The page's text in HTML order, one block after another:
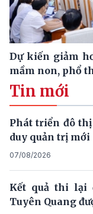
Dự kiến giảm
mầm non, phổ
Tin mới
Phát triển đô
duy quản trị mới
07/08/2026
Kết quả thi lại
Tuyên Quang